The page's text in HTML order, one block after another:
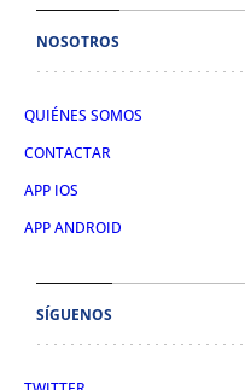
NOSOTROS
QUIÉNES SOMOS
CONTACTAR
APP IOS
APP ANDROID
SÍGUENOS